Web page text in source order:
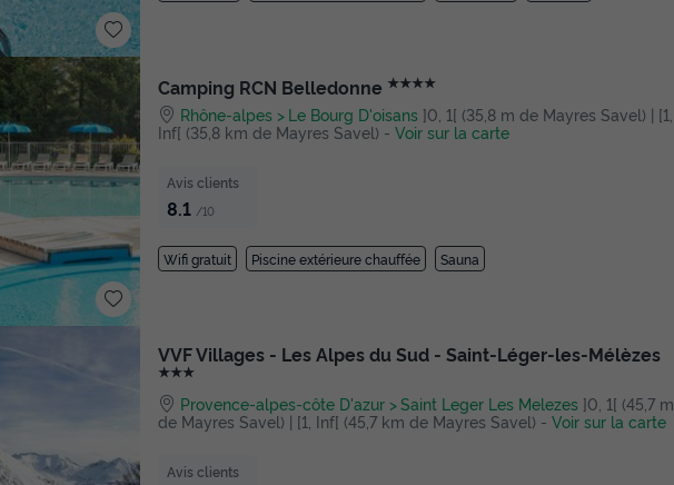
Camping RCN Belledonne ★★★★
Rhône-alpes Le Bourg D'oisans ]0, 1[ (35,8 m de Mayres Savel) | [1,
Inf[ (35,8 km de Mayres Savel) - Voir sur la carte
Avis clients
8.1 /10
Wifi gratuit Piscine extérieure chauffée Sauna
VVF Villages - Les Alpes du Sud - Saint-Léger-les-Mélèzes
★★★
Provence-alpes-côte D'azur Saint Leger Les Melezes ]0, 1[ (45,7 m
de Mayres Savel) | [1, Inf[ (45,7 km de Mayres Savel) - Voir sur la carte
Avis clients